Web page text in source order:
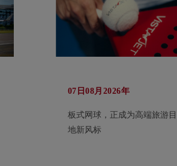
07日08月2026年
板式网球，正成为高端旅游
地新风标